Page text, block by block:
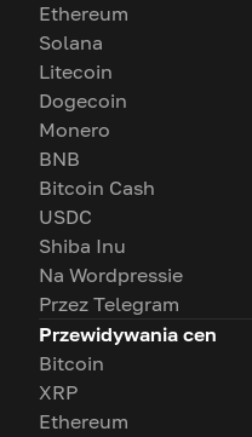
Ethereum
Solana
Litecoin
Dogecoin
Monero
BNB
Bitcoin Cash
USDC
Shiba Inu
Na Wordpressie
Przez Telegram
Przewidywania cen
Bitcoin
XRP
Ethereum